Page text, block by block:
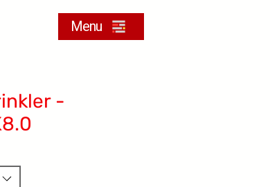
Menu
-